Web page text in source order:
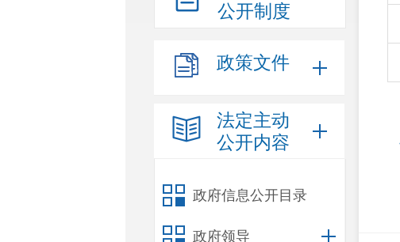
公开制度
政策文件
法定主动
公开内容
政府信息公开目录
政府领导